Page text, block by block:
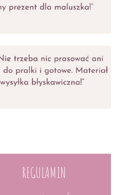
REGULAMIN